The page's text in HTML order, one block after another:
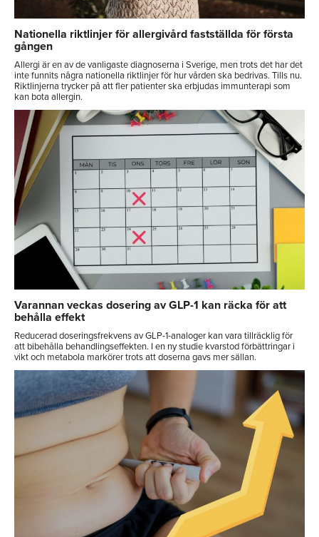
Nationella riktlinjer för allergivård fastställda för första
gången
Allergi är en av de vanligaste diagnoserna i Sverige, men trots det har det
inte funnits några nationella riktlinjer för hur vården ska bedrivas. Tills nu.
Riktlinjerna trycker på att fler patienter ska erbjudas immunterapi som
kan bota allergin.
Varannan veckas dosering av GLP-1 kan räcka för att
behålla effekt
Reducerad doseringsfrekvens av GLP-1-analoger kan vara tillräcklig för
att bibehålla behandlingseffekten. I en ny studie kvarstod förbättringar i
vikt och metabola markörer trots att doserna gavs mer sällan.